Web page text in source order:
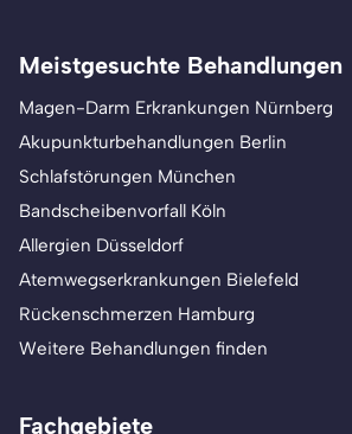
Meistgesuchte Behandlungen
Magen-Darm Erkrankungen Nürnberg
Akupunkturbehandlungen Berlin
Schlafstörungen München
Bandscheibenvorfall Köln
Allergien Düsseldorf
Atemwegserkrankungen Bielefeld
Rückenschmerzen Hamburg
Weitere Behandlungen finden
Fachgebiete